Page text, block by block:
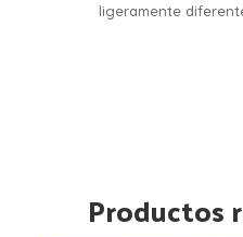
ligeramente
Productos